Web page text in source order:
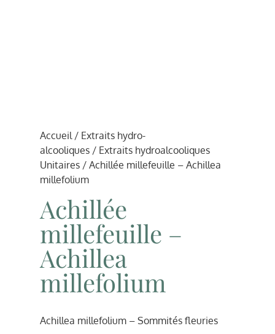
Accueil / Extraits hydro-
alcooliques / Extraits hydroalcooliques
Unitaires / Achillée millefeuille – Achillea
millefolium
Achillée
millefeuille –
Achillea
millefolium
Achillea millefolium – Sommités fleuries